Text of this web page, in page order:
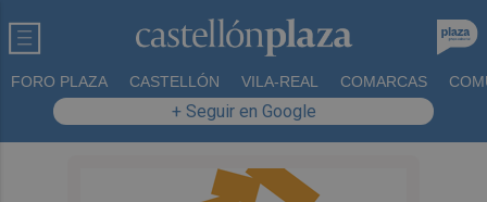
FORO PLAZA CASTELLÓN VILA-REAL COMARCAS
+ Seguir en Google